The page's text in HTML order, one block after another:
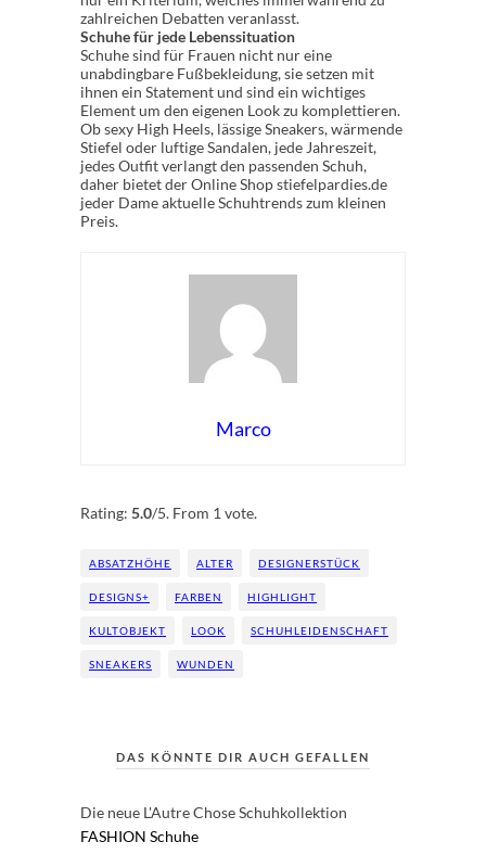
zahlreichen Debatten veranlasst.
Schuhe für jede Lebenssituation
Schuhe sind für Frauen nicht nur eine
unabdingbare Fußbekleidung, sie setzen mit
ihnen ein Statement und sind ein wichtiges
Element um den eigenen Look zu komplettieren.
Ob sexy High Heels, lässige Sneakers, wärmende
Stiefel oder luftige Sandalen, jede Jahreszeit,
jedes Outfit verlangt den passenden Schuh,
daher bietet der Online Shop stiefelpardies.de
jeder Dame aktuelle Schuhtrends zum kleinen
Preis.
Marco
Rating: 5.0/5. From 1 vote.
ABSATZHÖHE ALTER DESIGNERSTÜCK
DESIGNS+ FARBEN HIGHLIGHT
KULTOBJEKT LOOK SCHUHLEIDENSCHAFT
SNEAKERS WUNDEN
DAS KÖNNTE DIR AUCH GEFALLEN
Die neue L'Autre Chose Schuhkollektion
FASHION Schuhe